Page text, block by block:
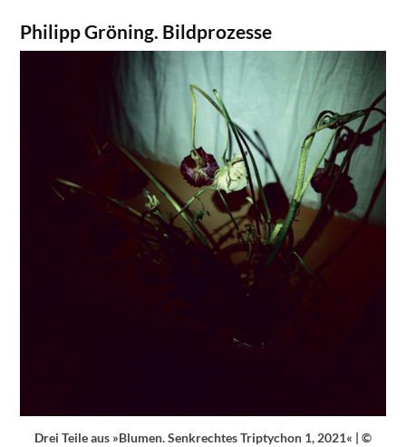
Philipp Gröning. Bildprozesse
Drei Teile aus »Blumen. Senkrechtes Triptychon 1, 2021« | ©